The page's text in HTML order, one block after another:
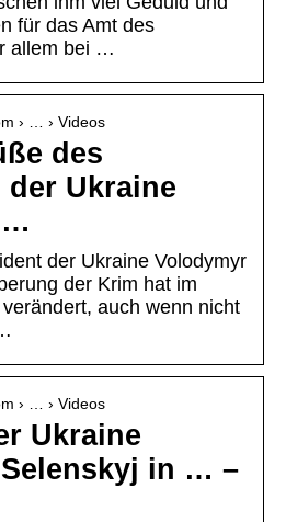
für das Amt des
allem bei …
› … › Videos
des
der Ukraine
…
der Ukraine Volodymyr
der Krim hat im
auch wenn nicht
› … › Videos
Ukraine
in … –